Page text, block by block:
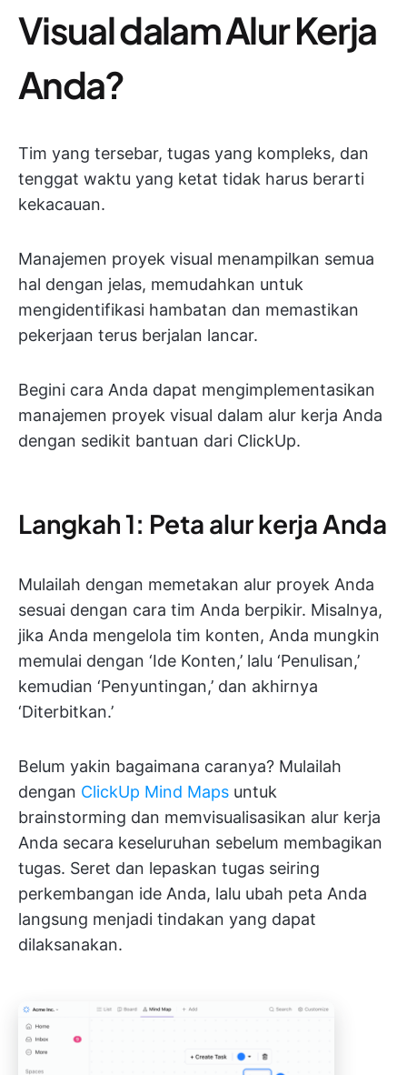
Visual dalam Alur Kerja
Anda?
Tim yang tersebar, tugas yang kompleks, dan
tenggat waktu yang ketat tidak harus berarti
kekacauan.
Manajemen proyek visual menampilkan semua
hal dengan jelas, memudahkan untuk
mengidentifikasi hambatan dan memastikan
pekerjaan terus berjalan lancar.
Begini cara Anda dapat mengimplementasikan
manajemen proyek visual dalam alur kerja Anda
dengan sedikit bantuan dari ClickUp.
Langkah 1: Peta alur kerja Anda
Mulailah dengan memetakan alur proyek Anda
sesuai dengan cara tim Anda berpikir. Misalnya,
jika Anda mengelola tim konten, Anda mungkin
memulai dengan ‘Ide Konten,’ lalu ‘Penulisan,’
kemudian ‘Penyuntingan,’ dan akhirnya
‘Diterbitkan.’
Belum yakin bagaimana caranya? Mulailah
dengan ClickUp Mind Maps untuk
brainstorming dan memvisualisasikan alur kerja
Anda secara keseluruhan sebelum membagikan
tugas. Seret dan lepaskan tugas seiring
perkembangan ide Anda, lalu ubah peta Anda
langsung menjadi tindakan yang dapat
dilaksanakan.